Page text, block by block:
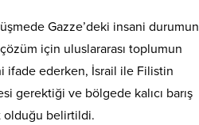
Gazze’deki insani durumun
için uluslararası toplumun
ifade ederken, İsrail ile Filistin
gerektiği ve bölgede kalıcı barış
olduğu belirtildi.